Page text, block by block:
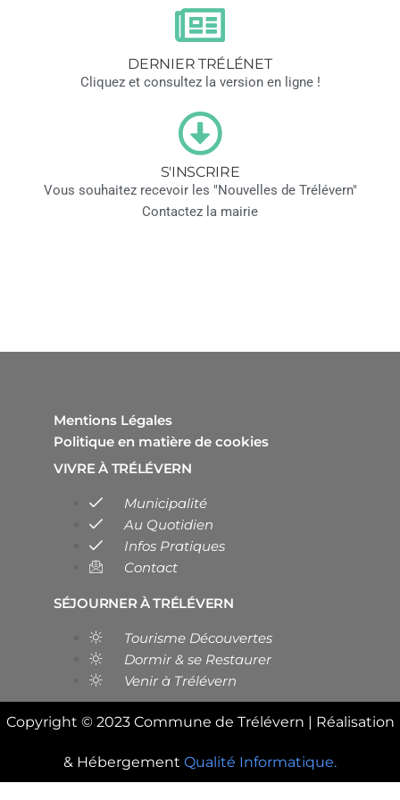
DERNIER TRÉLÉNET
Cliquez et consultez la version en ligne !
S'INSCRIRE
Vous souhaitez recevoir les "Nouvelles de Trélévern"
Contactez la mairie
Mentions Légales
Politique en matière de cookies
VIVRE À TRÉLÉVERN
Municipalité
Au Quotidien
Infos Pratiques
Contact
SÉJOURNER À TRÉLÉVERN
Tourisme Découvertes
Dormir & se Restaurer
Venir à Trélévern
Copyright © 2023 Commune de Trélévern | Réalisation
& Hébergement Qualité Informatique.